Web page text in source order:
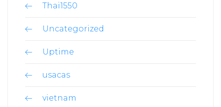
Thai1550
Uncategorized
Uptime
usacas
vietnam